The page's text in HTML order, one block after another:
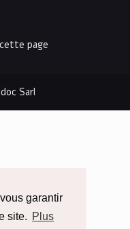
garantir
site. Plus
page
Sarl